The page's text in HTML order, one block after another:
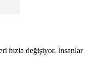
hızla değişiyor. İnsanlar